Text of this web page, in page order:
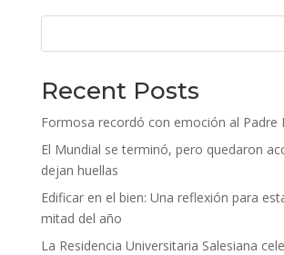
Recent Posts
Formosa recordó con emoción al Padre
El Mundial se terminó, pero quedaron
dejan huellas
Edificar en el bien: Una reflexión para
mitad del año
La Residencia Universitaria Salesiana